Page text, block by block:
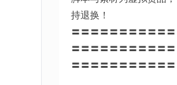
持退换！
〓〓〓〓〓〓〓〓〓〓
〓〓〓〓〓〓〓〓〓〓
〓〓〓〓〓〓〓〓〓〓